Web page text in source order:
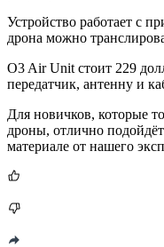
Устройство работает с
дрона можно
O3 Air Unit стоит 229
передатчик, антенну и
Для новичков, которые
дроны, отлично
материале от нашего